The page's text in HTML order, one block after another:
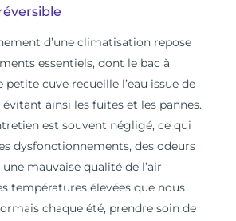
d’une climatisation repose
essentiels, dont le bac à
petite cuve recueille l’eau issue de
ainsi les fuites et les pannes.
est souvent négligé, ce qui
dysfonctionnements, des odeurs
mauvaise qualité de l’air
températures élevées que nous
chaque été, prendre soin de